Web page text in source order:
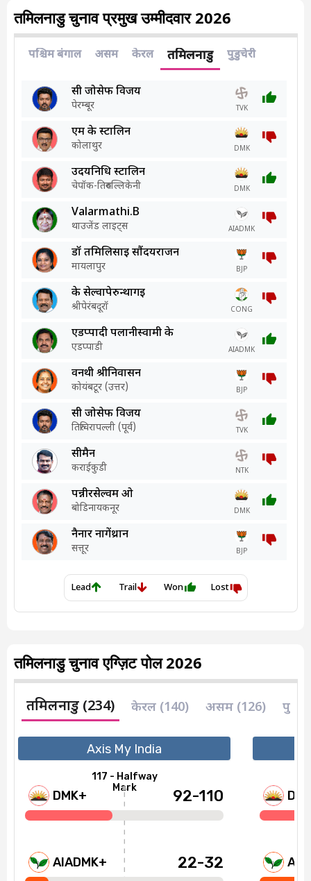
तमिलनाडु चुनाव प्रमुख उम्मीदवार 2026
तमिलनाडु चुनाव एग्ज़िट पोल 2026